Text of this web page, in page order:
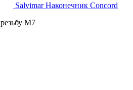
Salvimar Наконечник Concord
М7